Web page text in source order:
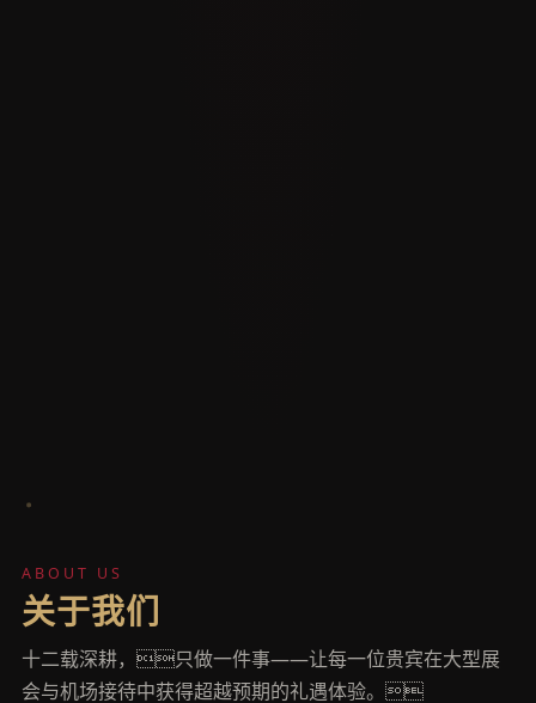
ABOUT US
关于我们
十二载深耕，只做一件事——让每一位贵宾在大型展
会与机场接待中获得超越预期的礼遇体验。